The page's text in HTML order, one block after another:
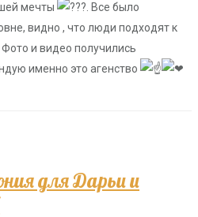
мечты
??. Все было
видно , что люди подходят к
и видео получились
именно это агенство
для Дарьи и